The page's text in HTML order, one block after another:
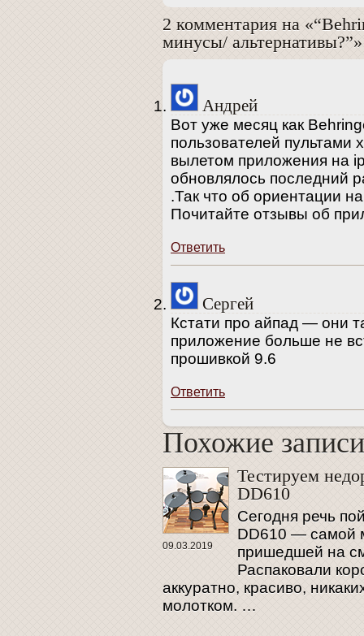
2 комментария на
минусы/ альтернативы?”»
Андрей
Вот уже месяц как
пользователей пультами
вылетом приложения на
обновлялось последний
.Так что об ориентации
Почитайте отзывы об
Ответить
Сергей
Кстати про айпад — они
приложение больше не
прошивкой 9.6
Ответить
Похожие записи
Похожие записи
09.03.2019
Тестируем
DD610
Сегодня речь
DD610 — самой
пришедшей на
Распаковали
аккуратно, красиво,
молотком. …